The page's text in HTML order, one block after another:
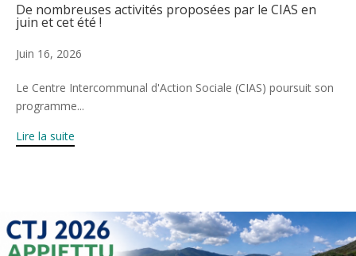
De nombreuses activités proposées par le CIAS en
juin et cet été !
Juin 16, 2026
Le Centre Intercommunal d'Action Sociale (CIAS) poursuit son
programme...
Lire la suite